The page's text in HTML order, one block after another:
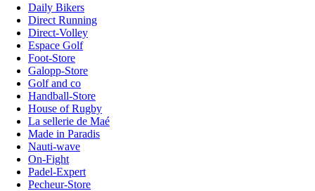
Daily Bikers
Direct Running
Direct-Volley
Espace Golf
Foot-Store
Galopp-Store
Golf and co
Handball-Store
House of Rugby
La sellerie de Maé
Made in Paradis
Nauti-wave
On-Fight
Padel-Expert
Pecheur-Store